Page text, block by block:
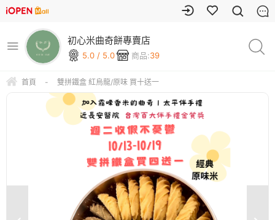
初心米曲奇餅專賣店
5.0 / 5.0 商品:39
首頁 - 雙拼鐵盒 紅烏龍/原味 買十送一